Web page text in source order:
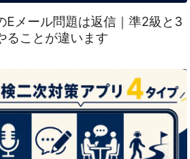
Eメール問題は返信｜準2級と3
ることが違います